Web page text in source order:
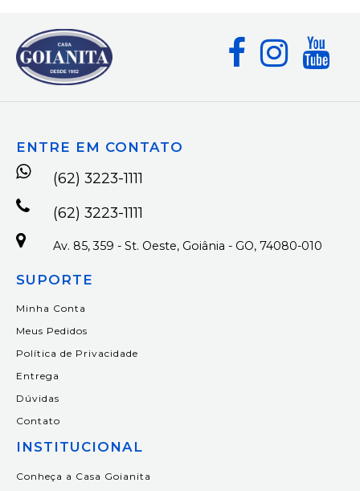
ENTRE EM CONTATO
(62) 3223-1111
(62) 3223-1111
Av. 85, 359 - St. Oeste, Goiânia - GO, 74080-010
SUPORTE
Minha Conta
Meus Pedidos
Política de Privacidade
Entrega
Dúvidas
Contato
INSTITUCIONAL
Conheça a Casa Goianita